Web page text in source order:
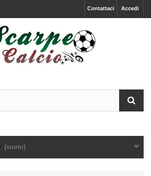
Accedi
Contattaci
(vuoto)